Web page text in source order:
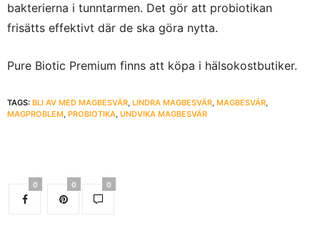
bakterierna i tunntarmen. Det gör att probiotikan
frisätts effektivt där de ska göra nytta.
Pure Biotic Premium finns att köpa i hälsokostbutiker.
TAGS: BLI AV MED MAGBESVÄR, LINDRA MAGBESVÄR, MAGBESVÄR,
MAGPROBLEM, PROBIOTIKA, UNDVIKA MAGBESVÄR
0 0 0